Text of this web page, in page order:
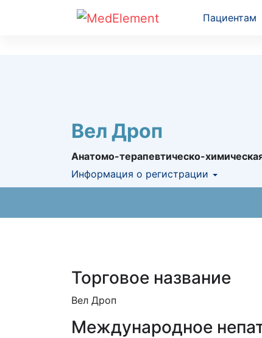
Пациентам
Вел Дроп
Анатомо-терапевтическо-
Информация о регистрации
Торговое название
Вел Дроп
Международное